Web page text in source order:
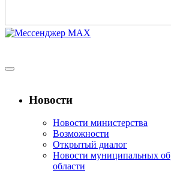
Новости
Новости министерства
Возможности
Открытый диалог
Новости муниципальных
области